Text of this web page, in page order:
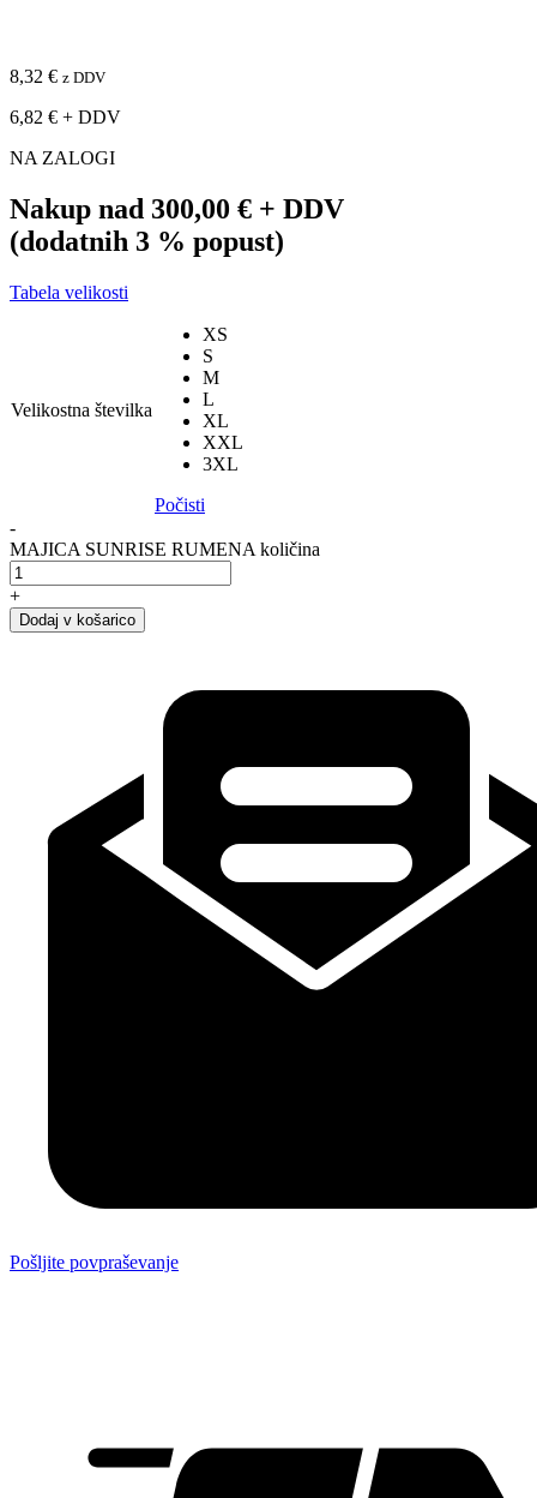
8,32 € z DDV
6,82 € + DDV
NA ZALOGI
Nakup nad 300,00 € + DDV
(dodatnih 3 % popust)
Tabela velikosti
Velikostna številka
XS
S
M
L
XL
XXL
3XL
Počisti
-
MAJICA SUNRISE RUMENA količina
+
Dodaj v košarico
Pošljite povpraševanje